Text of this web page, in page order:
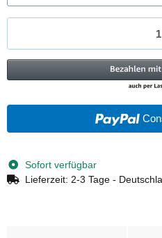
Sofort verfügbar
Lieferzeit: 2-3 Tage -